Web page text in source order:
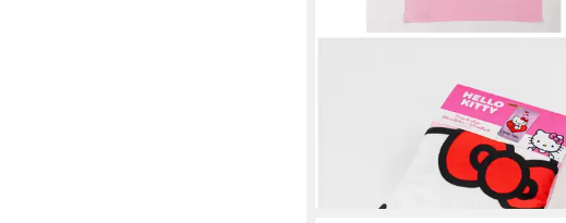
Strandtuch Badetuch 70 × 140 cm
leicht und schnelltrocknend
14,95 €
lieferbar - in 4-5 Werktagen bei dir